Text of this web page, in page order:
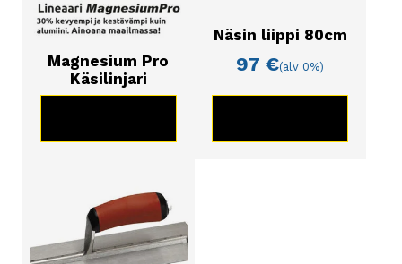
Magnesium Pro
Käsilinjari
Näsin liippi 80cm
97€(alv 0%)